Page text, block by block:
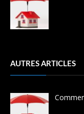
AUTRES ARTICLES